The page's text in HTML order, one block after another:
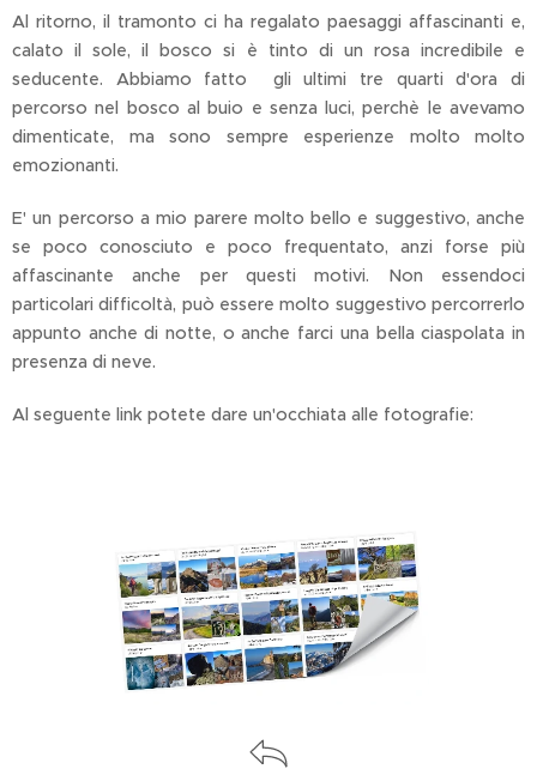
Al ritorno, il tramonto ci ha regalato paesaggi affascinanti e,
calato il sole, il bosco si è tinto di un rosa incredibile e
seducente. Abbiamo fatto gli ultimi tre quarti d'ora di
percorso nel bosco al buio e senza luci, perchè le avevamo
dimenticate, ma sono sempre esperienze molto molto
emozionanti.
E' un percorso a mio parere molto bello e suggestivo, anche
se poco conosciuto e poco frequentato, anzi forse più
affascinante anche per questi motivi. Non essendoci
particolari difficoltà, può essere molto suggestivo percorrerlo
appunto anche di notte, o anche farci una bella ciaspolata in
presenza di neve.
Al seguente link potete dare un'occhiata alle fotografie: